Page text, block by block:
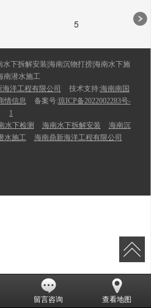
5
下拆解安装|海南沉物打捞|海南水下施
南潜水施工
海洋工程有限公司 技术支持:海南南国
情信息 备案号:琼ICP备2022002283号-
1
水下检测 海南水下拆解安装
海南沉
水施工 海南鼎新海洋工程有限公司
留言咨询 查看地图